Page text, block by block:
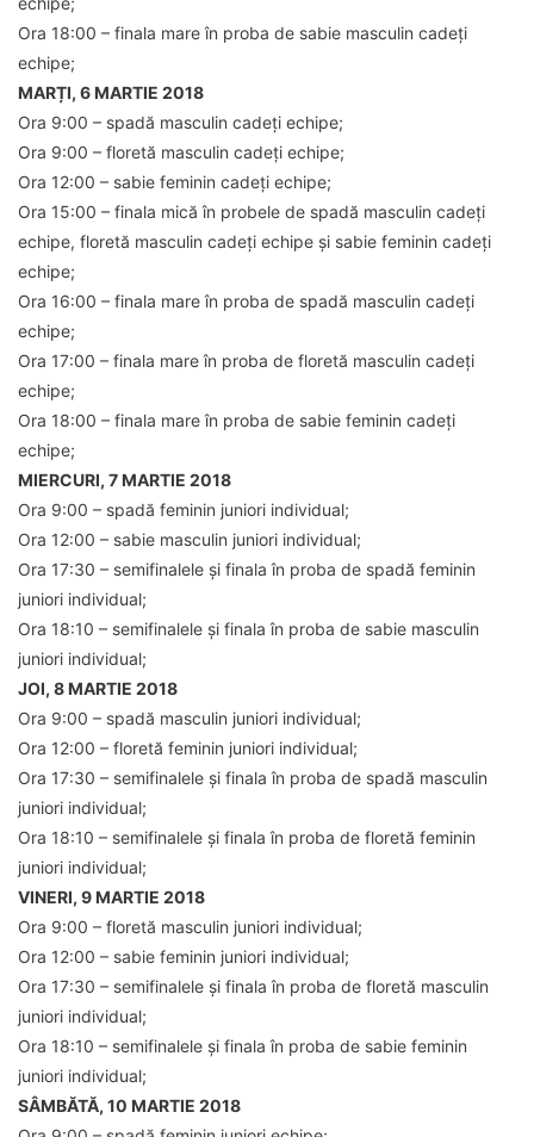
Ora 18:00 – finala mare în proba de sabie masculin cadeți
echipe;
MARȚI, 6 MARTIE 2018
Ora 9:00 – spadă masculin cadeți echipe;
Ora 9:00 – floretă masculin cadeți echipe;
Ora 12:00 – sabie feminin cadeți echipe;
Ora 15:00 – finala mică în probele de spadă masculin cadeți
echipe, floretă masculin cadeți echipe și sabie feminin cadeți
echipe;
Ora 16:00 – finala mare în proba de spadă masculin cadeți
echipe;
Ora 17:00 – finala mare în proba de floretă masculin cadeți
echipe;
Ora 18:00 – finala mare în proba de sabie feminin cadeți
echipe;
MIERCURI, 7 MARTIE 2018
Ora 9:00 – spadă feminin juniori individual;
Ora 12:00 – sabie masculin juniori individual;
Ora 17:30 – semifinalele și finala în proba de spadă feminin
juniori individual;
Ora 18:10 – semifinalele și finala în proba de sabie masculin
juniori individual;
JOI, 8 MARTIE 2018
Ora 9:00 – spadă masculin juniori individual;
Ora 12:00 – floretă feminin juniori individual;
Ora 17:30 – semifinalele și finala în proba de spadă masculin
juniori individual;
Ora 18:10 – semifinalele și finala în proba de floretă feminin
juniori individual;
VINERI, 9 MARTIE 2018
Ora 9:00 – floretă masculin juniori individual;
Ora 12:00 – sabie feminin juniori individual;
Ora 17:30 – semifinalele și finala în proba de floretă masculin
juniori individual;
Ora 18:10 – semifinalele și finala în proba de sabie feminin
juniori individual;
SÂMBĂTĂ, 10 MARTIE 2018